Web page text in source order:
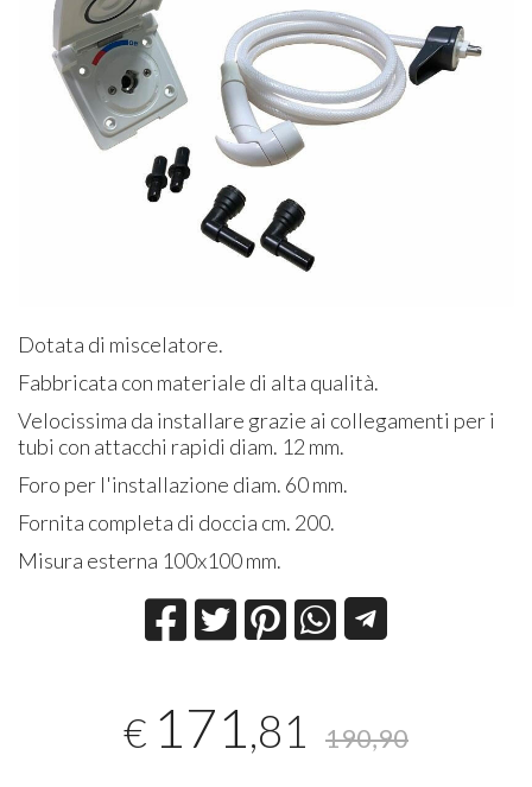
Dotata di miscelatore.
Fabbricata con materiale di alta qualità.
Velocissima da installare grazie ai collegamenti per i
tubi con attacchi rapidi diam. 12 mm.
Foro per l'installazione diam. 60 mm.
Fornita completa di doccia cm. 200.
Misura esterna 100x100 mm.
€ 171,81 190,90